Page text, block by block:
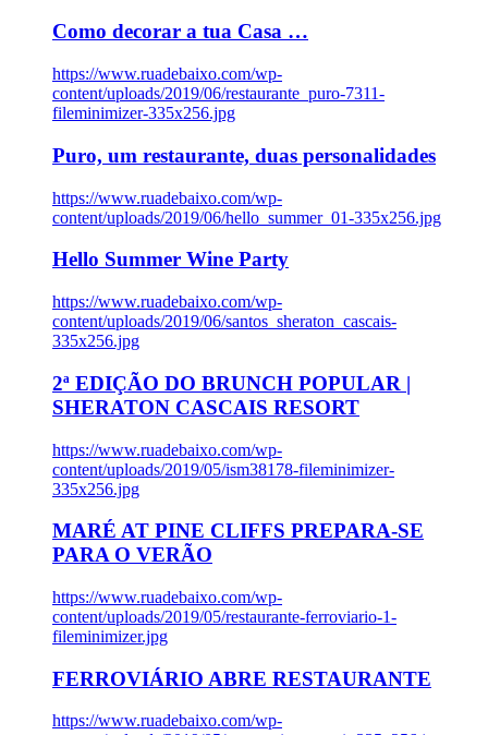
Como decorar a tua Casa …
https://www.ruadebaixo.com/wp-
content/uploads/2019/06/restaurante_puro-7311-
fileminimizer-335x256.jpg
Puro, um restaurante, duas personalidades
https://www.ruadebaixo.com/wp-
content/uploads/2019/06/hello_summer_01-335x256.jpg
Hello Summer Wine Party
https://www.ruadebaixo.com/wp-
content/uploads/2019/06/santos_sheraton_cascais-
335x256.jpg
2ª EDIÇÃO DO BRUNCH POPULAR |
SHERATON CASCAIS RESORT
https://www.ruadebaixo.com/wp-
content/uploads/2019/05/ism38178-fileminimizer-
335x256.jpg
MARÉ AT PINE CLIFFS PREPARA-SE
PARA O VERÃO
https://www.ruadebaixo.com/wp-
content/uploads/2019/05/restaurante-ferroviario-1-
fileminimizer.jpg
FERROVIÁRIO ABRE RESTAURANTE
https://www.ruadebaixo.com/wp-